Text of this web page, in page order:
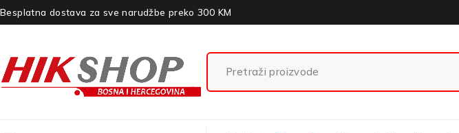
Besplatna dostava za sve narudžbe preko 300 KM